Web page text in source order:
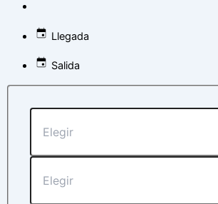
Llegada
Salida